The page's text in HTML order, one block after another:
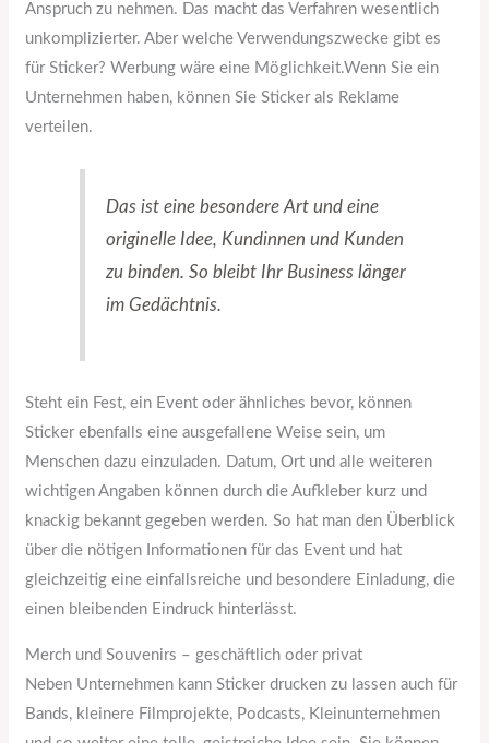
Anspruch zu nehmen. Das macht das Verfahren wesentlich
unkomplizierter. Aber welche Verwendungszwecke gibt es
für Sticker? Werbung wäre eine Möglichkeit.Wenn Sie ein
Unternehmen haben, können Sie Sticker als Reklame
verteilen.
Das ist eine besondere Art und eine
originelle Idee, Kundinnen und Kunden
zu binden. So bleibt Ihr Business länger
im Gedächtnis.
Steht ein Fest, ein Event oder ähnliches bevor, können
Sticker ebenfalls eine ausgefallene Weise sein, um
Menschen dazu einzuladen. Datum, Ort und alle weiteren
wichtigen Angaben können durch die Aufkleber kurz und
knackig bekannt gegeben werden. So hat man den Überblick
über die nötigen Informationen für das Event und hat
gleichzeitig eine einfallsreiche und besondere Einladung, die
einen bleibenden Eindruck hinterlässt.
Merch und Souvenirs – geschäftlich oder privat
Neben Unternehmen kann Sticker drucken zu lassen auch für
Bands, kleinere Filmprojekte, Podcasts, Kleinunternehmen